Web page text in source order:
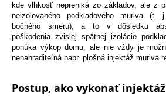
kde vlhkosť nepreniká zo základov, ale z
neizolovaného podkladového muriva
bočného smeru), a to v dôsledku
poškodenia zvislej spätnej izolácie
ponúka výkop domu, ale nie vždy je
nenahraditeľná napr. plošná injektáž muriva
Postup, ako vykonať